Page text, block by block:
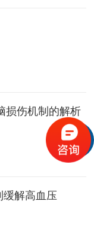
损伤机制的解析
缓解高血压